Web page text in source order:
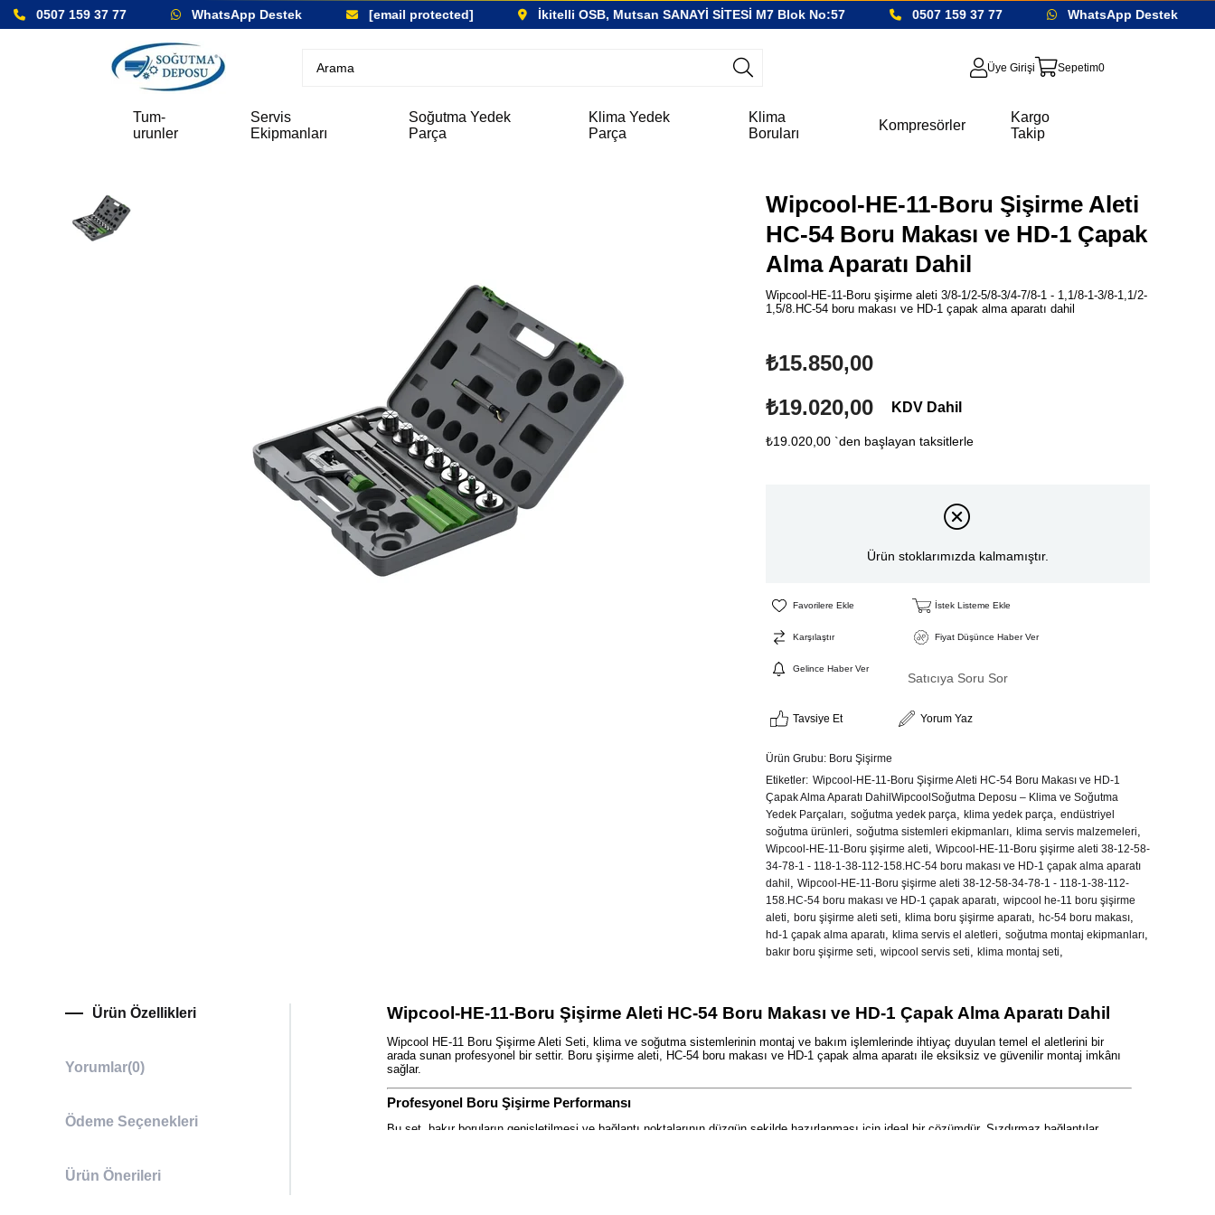
0507 159 37 77 WhatsApp Destek [email protected] İkitelli OSB, Mutsan SANAYİ SİTESİ M7 Blok No:57 0507 159 37 77 WhatsApp Destek
Üye Girişi Sepetim0
Tum-
urunler
Servis
Ekipmanları
Soğutma Yedek
Parça
Klima Yedek
Parça
Klima
Boruları
Kompresörler
Kargo
Takip
Wipcool-HE-11-Boru Şişirme Aleti
HC-54 Boru Makası ve HD-1 Çapak
Alma Aparatı Dahil
Wipcool-HE-11-Boru şişirme aleti 3/8-1/2-5/8-3/4-7/8-1 - 1,1/8-1-3/8-1,1/2-
1,5/8.HC-54 boru makası ve HD-1 çapak alma aparatı dahil
₺15.850,00
KDV Dahil
₺19.020,00
₺19.020,00 `den başlayan taksitlerle
Ürün stoklarımızda kalmamıştır.
Favorilere Ekle İstek Listeme Ekle
Karşılaştır Fiyat Düşünce Haber Ver
Gelince Haber Ver
Satıcıya Soru Sor
Tavsiye Et Yorum Yaz
Ürün Grubu: Boru Şişirme
Etiketler Wipcool-HE-11-Boru Şişirme Aleti HC-54 Boru Makası ve HD-1
Çapak Alma Aparatı DahilWipcoolSoğutma Deposu – Klima ve Soğutma
Yedek Parçaları, soğutma yedek parça klima yedek parça
endüstriyel
soğutma ürünleri
soğutma sistemleri ekipmanları, klima servis malzemeleri
Wipcool-HE-11-Boru şişirme aleti
Wipcool-HE-11-Boru şişirme aleti 38-12-58-
34-78-1 - 118-1-38-112-158.HC-54 boru makası ve HD-1 çapak alma aparatı
dahil
Wipcool-HE-11-Boru şişirme aleti 38-12-58-34-78-1 - 118-1-38-112-
158.HC-54 boru makası ve HD-1 çapak aparatı, wipcool he-11 boru şişirme
aleti
boru şişirme aleti seti klima boru şişirme aparatı, hc-54 boru makası,
hd-1 çapak alma aparatı, klima servis el aletleri soğutma montaj ekipmanları,
bakır boru şişirme seti wipcool servis seti klima montaj seti
Ürün Özellikleri
Yorumlar(0)
Ödeme Seçenekleri
Ürün Önerileri
Wipcool-HE-11-Boru Şişirme Aleti HC-54 Boru Makası ve HD-1 Çapak Alma Aparatı Dahil
Wipcool HE-11 Boru Şişirme Aleti Seti, klima ve soğutma sistemlerinin montaj ve bakım işlemlerinde ihtiyaç duyulan temel el aletlerini bir
arada sunan profesyonel bir settir. Boru şişirme aleti, HC-54 boru makası ve HD-1 çapak alma aparatı ile eksiksiz ve güvenilir montaj imkânı
sağlar.
Profesyonel Boru Şişirme Performansı
Bu set, bakır boruların genişletilmesi ve bağlantı noktalarının düzgün şekilde hazırlanması için ideal bir çözümdür. Sızdırmaz bağlantılar